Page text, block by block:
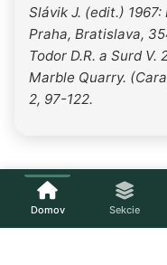
Slávik J. (edit.)
Praha, Bratislava,
Todor D.R. a Surd
Marble Quarry.
2, 97-122.
Domov Sekcie